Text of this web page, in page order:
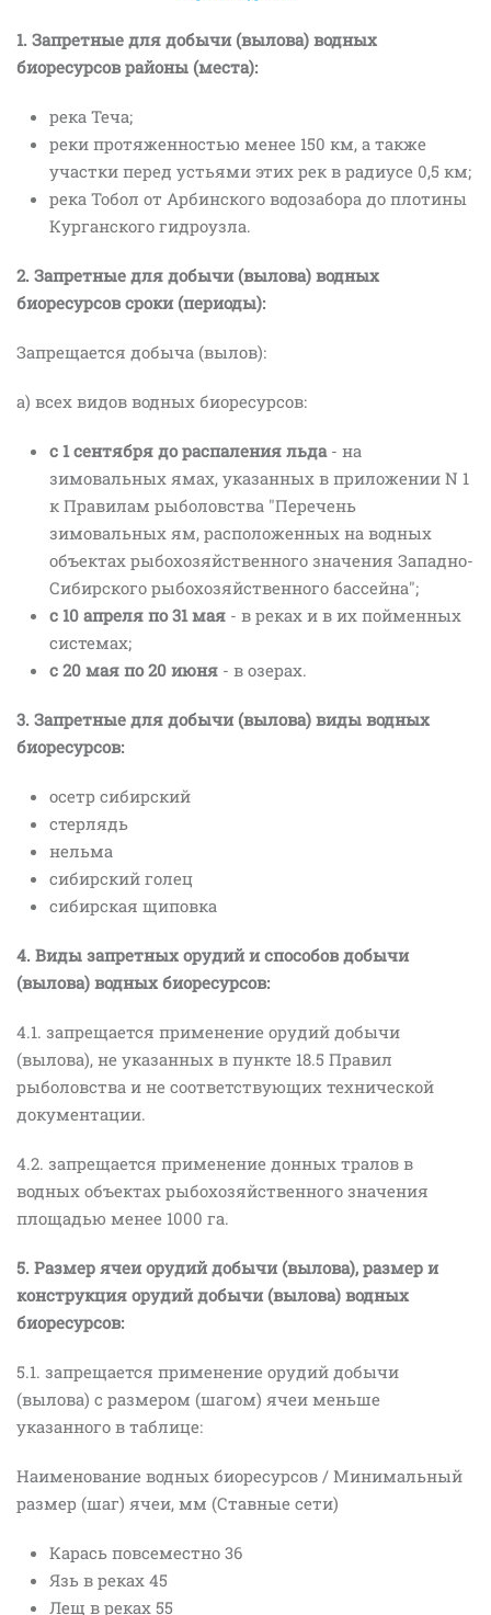
1. Запретные для добычи (вылова) водных
биоресурсов районы (места):
река Теча;
реки протяженностью менее 150 км, а также
участки перед устьями этих рек в радиусе 0,5 км;
река Тобол от Арбинского водозабора до плотины
Курганского гидроузла.
2. Запретные для добычи (вылова) водных
биоресурсов сроки (периоды):
Запрещается добыча (вылов):
а) всех видов водных биоресурсов:
с 1 сентября до распаления льда- на
зимовальных ямах, указанных в приложении N 1
к Правилам рыболовства "Перечень
зимовальных ям, расположенных на водных
объектах рыбохозяйственного значения Западно-
Сибирского рыбохозяйственного бассейна";
с 10 апреля по 31 мая - в реках и в их пойменных
системах;
с 20 мая по 20 июня - в озерах.
3. Запретные для добычи (вылова) виды водных
биоресурсов:
осетр сибирский
стерлядь
нельма
сибирский голец
сибирская щиповка
4. Виды запретных орудий и способов добычи
(вылова) водных биоресурсов:
4.1. запрещается применение орудий добычи
(вылова), не указанных в пункте 18.5 Правил
рыболовства и не соответствующих технической
документации.
4.2. запрещается применение донных тралов в
водных объектах рыбохозяйственного значения
площадью менее 1000 га.
5. Размер ячеи орудий добычи (вылова), размер и
конструкция орудий добычи (вылова) водных
биоресурсов:
5.1. запрещается применение орудий добычи
(вылова) с размером (шагом) ячеи меньше
указанного в таблице:
Наименование водных биоресурсов / Минимальный
размер (шаг) ячеи, мм (Ставные сети)
Карась повсеместно 36
Язь в реках 45
Лещ в реках 55